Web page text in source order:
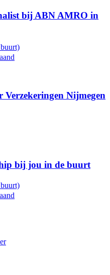
bij ABN AMRO in
Verzekeringen Nijmegen
bij jou in de buurt